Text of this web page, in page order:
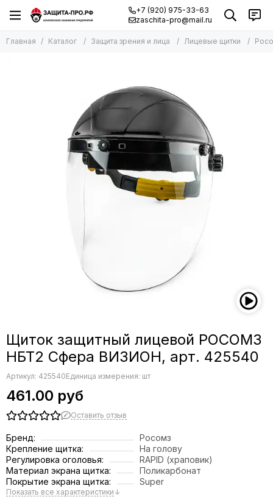
+7 (920) 975-33-63
zaschita-pro@mail.ru
Главная Каталог Защита зрения и лица Лицевые щитки
Щиток защитный лицевой РОСОМЗ
НБТ2 Сфера ВИЗИОН, арт. 425540
Артикул: 425540Единица измерения: шт
461.00 руб
Оставить отзыв
Бренд:
Росомз
Крепление щитка:
На голову
Регулировка оголовья:
RAPID (храповик)
Материал экрана щитка:
Поликарбонат
Покрытие экрана щитка:
Super
Показать все характеристики ↓